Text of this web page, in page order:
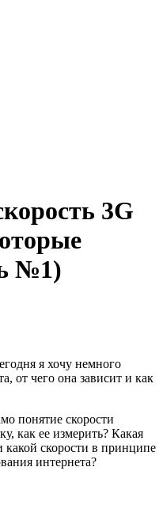
3G
№1)
я хочу немного
от чего она зависит и как
понятие скорости
как ее измерить? Какая
какой скорости в принципе
интернета?